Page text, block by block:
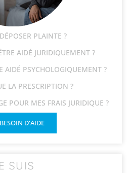
PLAINTE ?
AIDÉ JURIDIQUEMENT ?
AIDÉ PSYCHOLOGIQUEMENT ?
LA PRESCRIPTION ?
POUR MES FRAIS JURIDIQUE ?
D'AIDE
SUIS